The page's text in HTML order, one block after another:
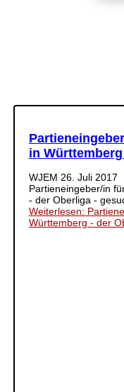
in
WJEM 26. Juli 2017
Partieneingeber/in
- der Oberliga -
Weiterlesen:
Württemberg - der